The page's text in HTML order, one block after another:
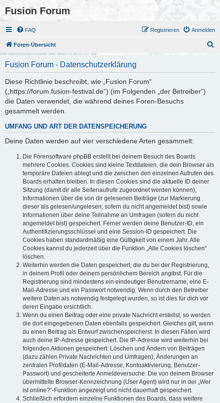
Fusion Forum
FAQ Anmelden
Registrieren
Foren-Übersicht
Fusion Forum - Datenschutzerklärung
Diese Richtlinie beschreibt, wie „Fusion Forum“
(„https://forum.fusion-festival.de“) (im Folgenden „der Betreiber“)
die Daten verwendet, die während deines Foren-Besuchs
gesammelt werden.
UMFANG UND ART DER DATENSPEICHERUNG
Deine Daten werden auf vier verschiedene Arten gesammelt:
Die Forensoftware phpBB erstellt bei deinem Besuch des Boards
mehrere Cookies. Cookies sind kleine Textdateien, die dein Browser als
temporäre Dateien ablegt und die zwischen den einzelnen Aufrufen des
Boards erhalten bleiben. In diesen Cookies sind die aktuelle ID deiner
Sitzung (damit dir alle Seitenaufrufe zugeordnet werden können),
Informationen über die von dir gelesenen Beiträge (zur Markierung
dieser als gelesen/ungelesen; sofern du nicht angemeldet bist) sowie
Informationen über deine Teilnahme an Umfragen (sofern du nicht
angemeldet bist) gespeichert. Ferner werden deine Benutzer-ID, ein
Authentifizierungsschlüssel und eine Session-ID gespeichert. Die
Cookies haben standardmäßig eine Gültigkeit von einem Jahr. Alle
Cookies kannst du jederzeit über die Funktion „Alle Cookies löschen“
löschen.
Weiterhin werden die Daten gespeichert, die du bei der Registrierung,
in deinem Profil oder deinem persönlichem Bereich angibst. Für die
Registrierung sind mindestens ein eindeutiger Benutzername, eine E-
Mail-Adresse und ein Passwort notwendig. Wenn durch den Betreiber
weitere Daten als notwendig festgelegt wurden, so ist dies für dich vor
deren Eingabe ersichtlich.
Wenn du einen Beitrag oder eine private Nachricht erstellst, so werden
die dort eingegebenen Daten ebenfalls gespeichert. Gleiches gilt, wenn
du einen Beitrag als Entwurf zwischenspeicherst. In diesen Fällen wird
auch deine IP-Adresse gespeichert. Die IP-Adresse wird weiterhin bei
folgenden Aktionen gespeichert: Löschen und Ändern von Beiträgen
(dazu zählen Private Nachrichten und Umfragen), Änderungen an
zentralen Profildaten (E-Mail-Adresse, Kontoaktivierung, Benutzer-
Passwort) und gescheiterte Anmeldeversuche. Die von deinem Browser
übermittelte Browser-Kennzeichnung (User Agent) wird nur in der „Wer
ist online?“-Funktion angezeigt und nicht dauerhaft gespeichert.
Schließlich erfordern einzelne Funktionen des Boards, dass weitere